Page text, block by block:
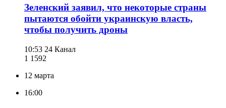
Зеленский заявил, что некоторые страны
пытаются обойти украинскую власть,
чтобы получить дроны
10:53 24 Канал
1 1592
12 марта
16:00